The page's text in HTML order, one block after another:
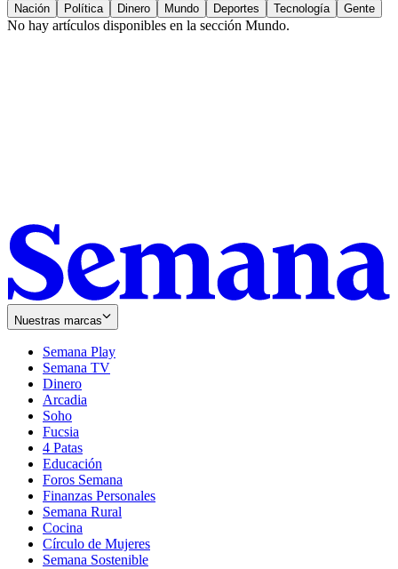
Nación Política Dinero Mundo Deportes Tecnología Gente
No hay artículos disponibles en la sección Mundo.
Nuestras marcas
Semana Play
Semana TV
Dinero
Arcadia
Soho
in
new
window
Fucsia
in
new
window
4 Patas
Educación
Foros Semana
Finanzas Personales
Semana Rural
Cocina
Círculo de Mujeres
Semana Sostenible